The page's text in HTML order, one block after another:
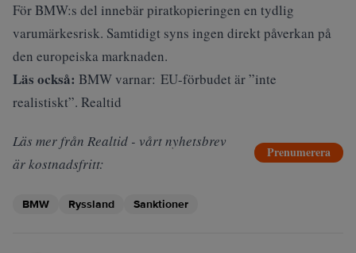
För BMW:s del innebär piratkopieringen en tydlig
varumärkesrisk. Samtidigt syns ingen direkt påverkan på
den europeiska marknaden.
Läs också: BMW varnar: EU-förbudet är ”inte
realistiskt”. Realtid
Läs mer från Realtid - vårt nyhetsbrev
är kostnadsfritt:
Prenumerera
BMW Ryssland Sanktioner